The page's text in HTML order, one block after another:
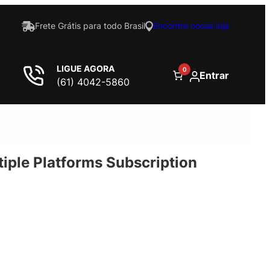
Frete Grátis para todo Brasil Encontre nossa loja
LIGUE AGORA
(61) 4042-5860
0 Entrar
Platforms Subscription